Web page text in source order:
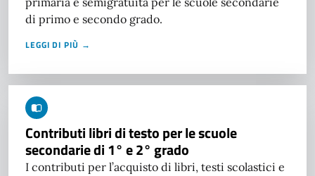
di primo e secondo grado.
LEGGI DI PIÙ →
Contributi libri di testo per le scuole
secondarie di 1° e 2° grado
I contributi per l’acquisto di libri, testi scolastici e